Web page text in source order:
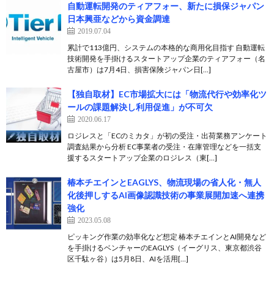
自動運転開発のティアフォー、新たに損保ジャパン
日本興亜などから資金調達
2019.07.04
累計で113億円、システムの本格的な商用化目指す 自動運転
技術開発を手掛けるスタートアップ企業のティアフォー（名
古屋市）は7月4日、損害保険ジャパン日[…]
【独自取材】EC市場拡大には「物流代行や効率化ツ
ールの課題解決し利用促進」が不可欠
2020.06.17
ロジレスと「ECのミカタ」が初の受注・出荷業務アンケート
調査結果から分析 EC事業者の受注・在庫管理などを一括支
援するスタートアップ企業のロジレス（東[…]
椿本チエインとEAGLYS、物流現場の省人化・無人
化後押しするAI画像認識技術の事業展開加速へ連携
強化
2023.05.08
ピッキング作業の効率化など想定 椿本チエインとAI開発など
を手掛けるベンチャーのEAGLYS（イーグリス、東京都渋谷
区千駄ヶ谷）は5月8日、AIを活用[…]